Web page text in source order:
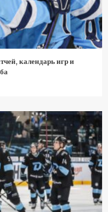
календарь игр и